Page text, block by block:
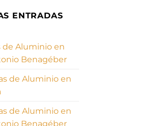
ENTRADAS
de Aluminio en
Benagéber
de Aluminio en
de Aluminio en
Benagéber